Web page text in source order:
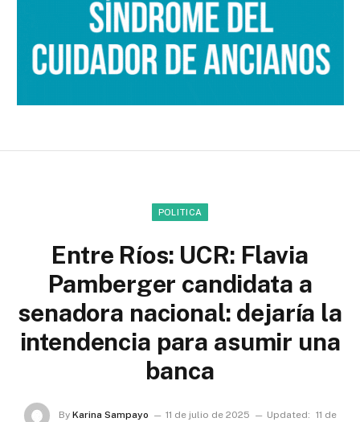
POLITICA
Entre Ríos: UCR: Flavia
Pamberger candidata a
senadora nacional: dejaría la
intendencia para asumir una
banca
By Karina Sampayo 11 de julio de 2025 Updated: 11 de